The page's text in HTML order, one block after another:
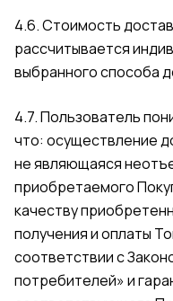
4.6. Стоимость
рассчитывается
выбранного способа
4.7. Пользователь
что: осуществление
не являющаяся
приобретаемого
качеству
получения и оплаты
соответствии с
потребителей» и